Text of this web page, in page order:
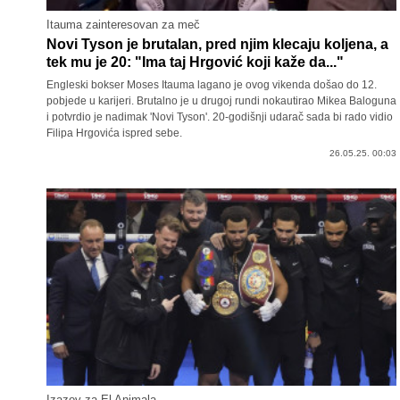
Itauma zainteresovan za meč
Novi Tyson je brutalan, pred njim klecaju koljena, a
tek mu je 20: "Ima taj Hrgović koji kaže da..."
Engleski bokser Moses Itauma lagano je ovog vikenda došao do 12.
pobjede u karijeri. Brutalno je u drugoj rundi nokautirao Mikea Baloguna
i potvrdio je nadimak 'Novi Tyson'. 20-godišnji udarač sada bi rado vidio
Filipa Hrgovića ispred sebe.
26.05.25. 00:03